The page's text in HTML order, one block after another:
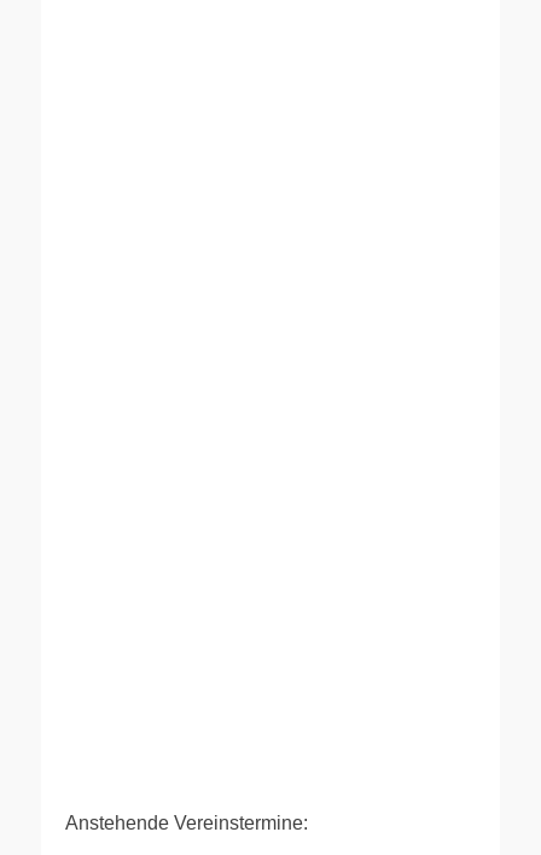
Anstehende Vereinstermine: